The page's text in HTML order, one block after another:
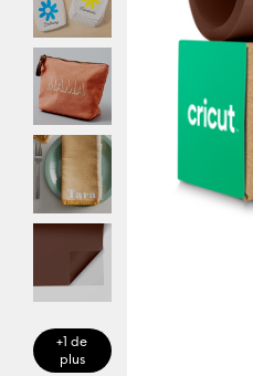
+1 de
plus